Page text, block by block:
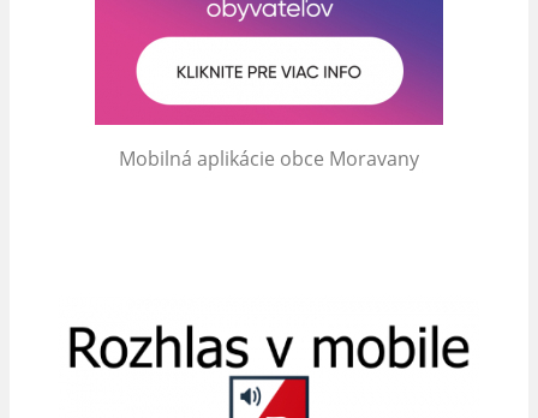
Mobilná aplikácie obce Moravany